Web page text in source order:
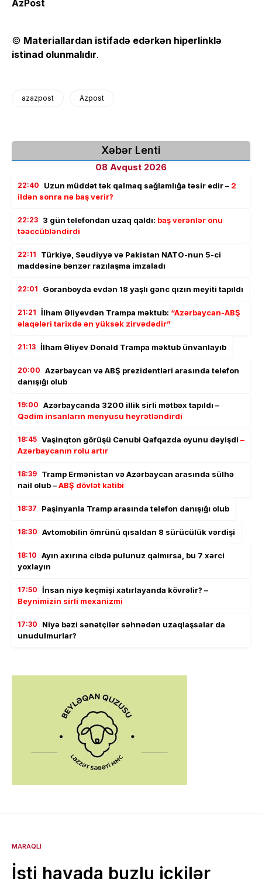
AzPost
© Materiallardan istifadə edərkən hiperlinklə
istinad olunmalıdır.
azazpost Azpost
Xəbər Lenti
08 Avqust 2026
22:40 Uzun müddət tək qalmaq sağlamlığa təsir edir – 2
ildən sonra nə baş verir?
22:23 3 gün telefondan uzaq qaldı: baş verənlər onu
təəccübləndirdi
22:11
Türkiyə, Səudiyyə və Pakistan NATO-nun 5-ci
maddəsinə bənzər razılaşma imzaladı
22:01 Goranboyda evdən 18 yaşlı gənc qızın meyiti tapıldı
21:21 İlham Əliyevdən Trampa məktub: “Azərbaycan-ABŞ
əlaqələri tarixdə ən yüksək zirvədədir”
21:13 İlham Əliyev Donald Trampa məktub ünvanlayıb
20:00 Azərbaycan və ABŞ prezidentləri arasında telefon
danışığı olub
19:00 Azərbaycanda 3200 illik sirli mətbəx tapıldı –
Qədim insanların menyusu heyrətləndirdi
18:45 Vaşinqton görüşü Cənubi Qafqazda oyunu dəyişdi –
Azərbaycanın rolu artır
18:39 Tramp Ermənistan və Azərbaycan arasında sülhə
nail olub –ABŞ dövlət katibi
18:37 Paşinyanla Tramp arasında telefon danışığı olub
18:30 Avtomobilin ömrünü qısaldan 8 sürücülük vərdişi
18:10 Ayın axırına cibdə pulunuz qalmırsa, bu 7 xərci
yoxlayın
17:50 İnsan niyə keçmişi xatırlayanda kövrəlir? –
Beynimizin sirli mexanizmi
17:30
Niyə bəzi sənətçilər səhnədən uzaqlaşsalar da
unudulmurlar?
MARAQLI
İsti havada buzlu içkilər